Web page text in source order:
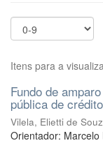
Itens para a
Fundo de
pública de
Vilela, Elietti de
Orientador: Marcelo